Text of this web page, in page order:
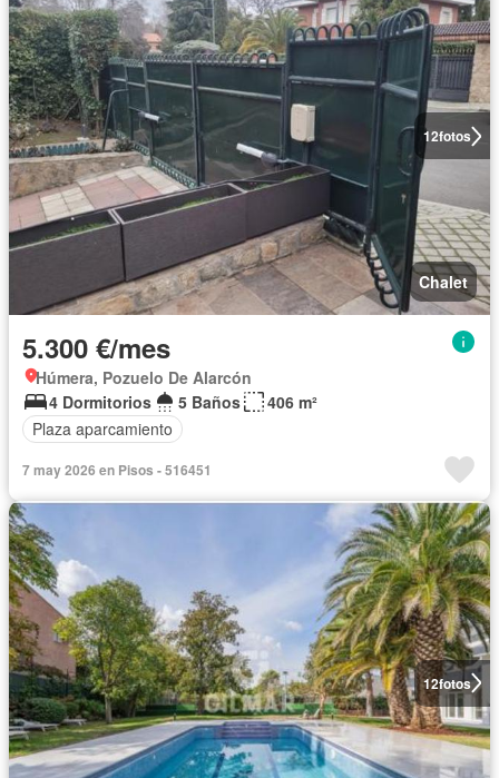
12fotos
Chalet
5.300 €/mes
Húmera, Pozuelo De Alarcón
4 Dormitorios
5 Baños
406 m²
Plaza aparcamiento
7 may 2026 en Pisos - 516451
12fotos